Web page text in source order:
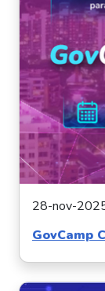
28-nov-
GovCamp